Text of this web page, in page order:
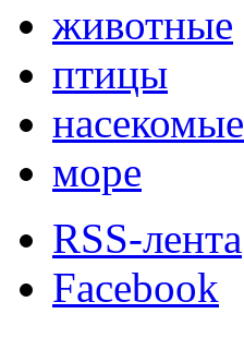
животные
птицы
насекомые
море
RSS-лента
Facebook